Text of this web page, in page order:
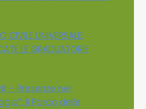
CIVILE UNIVERSALE:
LE GRADUATORIE
– Presenze nel
il Parco delle